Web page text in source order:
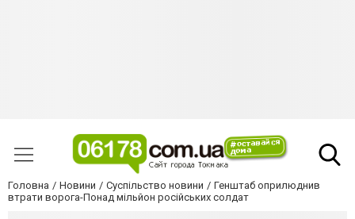
Головна Новини Суспільство новини
Генштаб оприлюднив
втрати ворога-Понад мільйон російських солдат